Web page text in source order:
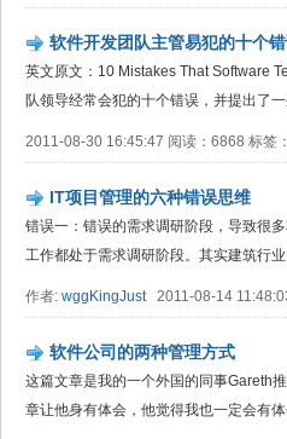
软件开发团队主管易犯的十个
英文原文：10 Mistakes That Software
队领导经常会犯的十个错误，并提出了
2011-08-30 16:45:47 阅读：6868 标签：
IT项目管理的六种错误思维
错误一：错误的需求调研阶段，导致很
工作都处于需求调研阶段。其实建筑行
作者: wggKingJust2011-08-14
软件公司的两种管理方式
这篇文章是我的一个外国的同事Gareth
章让他身有体会，他觉得我也一定会有